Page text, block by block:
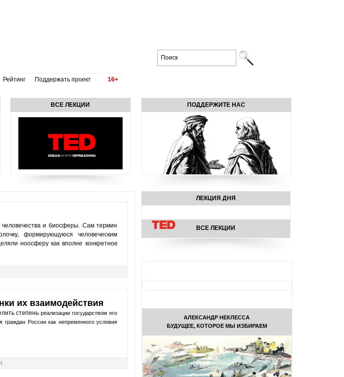
Рейтинг Поддержать проект 16+
ВСЕ ЛЕКЦИИ
и биосферы. Сам термин
формирующуюся человеческим
ноосферу как вполне конкретное
их взаимодействия
степень реализации государством его
граждан России как непременного условия
ПОДДЕРЖИТЕ НАС
ЛЕКЦИЯ ДНЯ
ВСЕ ЛЕКЦИИ
АЛЕКСАНДР НЕКЛЕССА
БУДУЩЕЕ, КОТОРОЕ МЫ ИЗБИРАЕМ